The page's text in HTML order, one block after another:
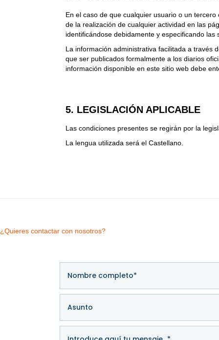
En el caso de que cualquier usuario o un
de la realización de cualquier actividad en las
identificándose debidamente y especificando las
La información administrativa facilitada a través
que ser publicados formalmente a los diarios
información disponible en este sitio web debe
5. LEGISLACIÓN APLICABLE
Las condiciones presentes se regirán por la
La lengua utilizada será el Castellano.
¿Quieres contactar con nosotros?